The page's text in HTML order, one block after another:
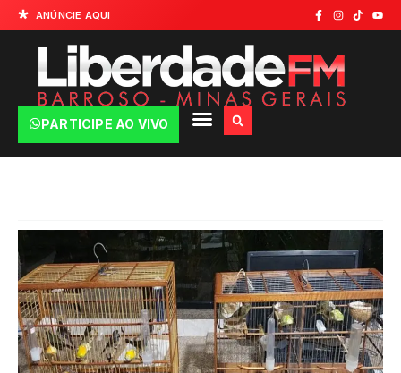
ANÚNCIE AQUI
PARTICIPE AO VIVO